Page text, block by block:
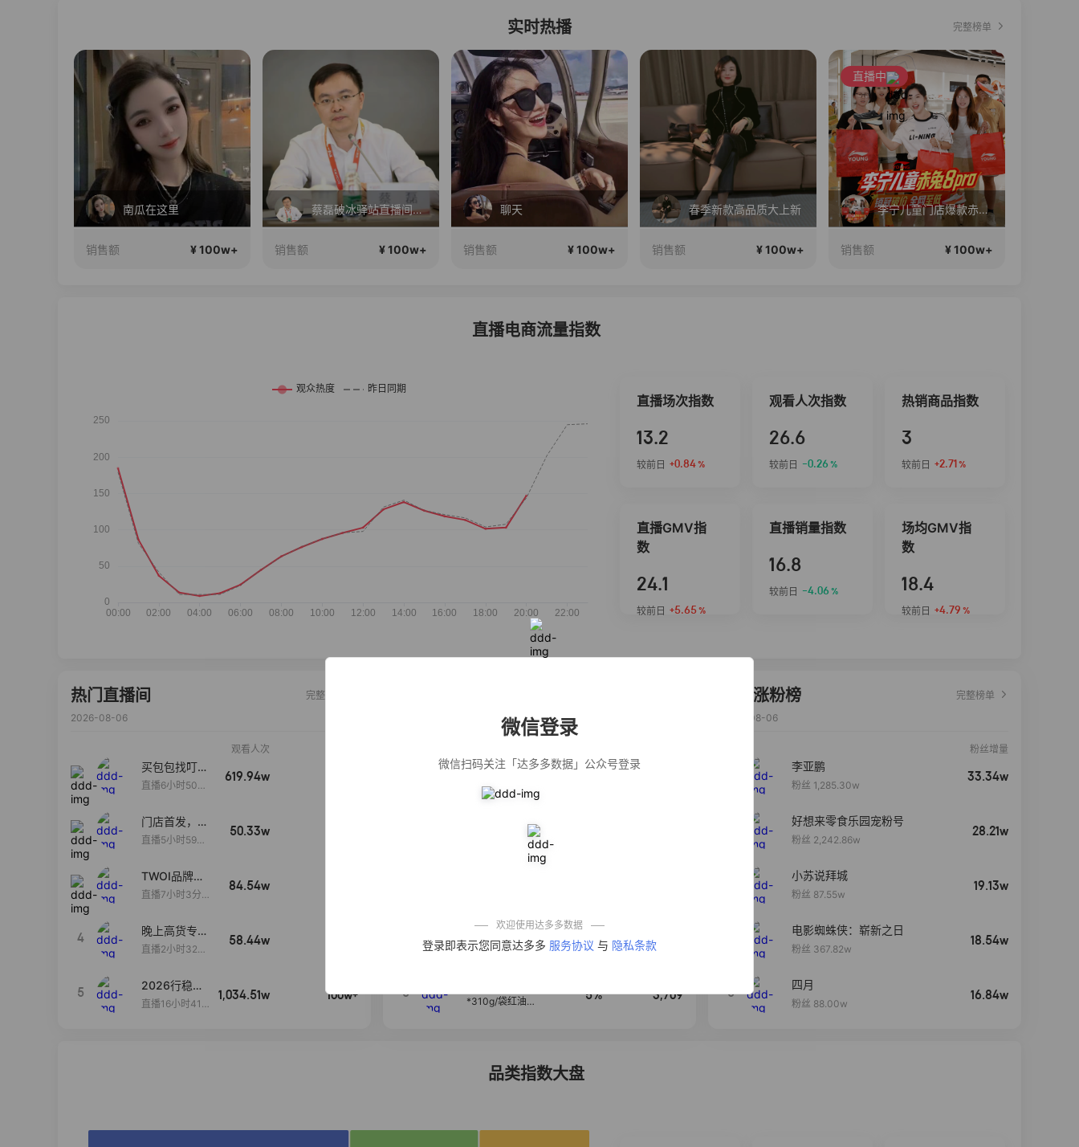
微信登录
微信扫码关注「达多多数据」公众号登录
欢迎使用达多多数据
登录即表示您同意达多多 服务协议 与 隐私条款
实时热播 完整榜单
南瓜在这里
销售额 ¥ 100w+
蔡磊破冰驿站直播间好物分享
销售额 ¥ 100w+
聊天
销售额 ¥ 100w+
春季新款高品质大上新
销售额 ¥ 100w+
直播中
李宁儿童门店爆款赤兔8pro终于有货了，全网销冠刷新历史底价
销售额 ¥ 100w+
直播电商流量指数
直播场次指数
13.2
较前日 +0.84%
观看人次指数
26.6
较前日 -0.26 %
热销商品指数
3
较前日 +2.71 %
直播GMV指
数
24.1
较前日 +5.65 %
直播销量指数
16.8
较前日 -4.06 %
场均GMV指
数
18.4
较前日 +4.79 %
热门直播间
完整榜单
2026-08-06
观看人次
买包包找叮
当,一折购！
直播6小时50分
619.94w
门店首发，秋
款大上新！！
直播5小时59分
50.33w
TWOI品牌直
播间新款上
直播7小时3分5
84.54w
4
晚上高货专场
大放漏
直播2小时32分
58.44w
5
2026行稳致
远
直播16小时41
1,034.51w 100w+
【净浮生】油污
重油污去油王污
公仔牌顽渍净洗
衣粉轻松搓洗去
污渍除菌除螨3倍
洁净去渍家用去
免煮开袋即食劲
艾草抽绳式免撕
垃圾袋大号特厚
50% 4,154
5
*310g/袋红油麻
5% 3,709
达人涨粉榜
完整榜单
2026-08-06
粉丝增量
李亚鹏
粉丝 1,285.30w
33.34w
好想来零食乐园宠粉号
粉丝 2,242.86w
28.21w
小苏说拜城
粉丝 87.55w
19.13w
电影蜘蛛侠：崭新之日
粉丝 367.82w
18.54w
5
四月
粉丝 88.00w
16.84w
品类指数大盘